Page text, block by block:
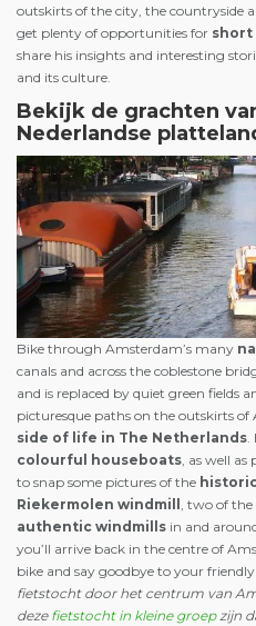
outskirts of the city, the countryside
get plenty of opportunities for short
share his insights and interesting
and its culture.
Bekijk de grachten
Nederlandse
Bike through Amsterdam’s many
canals and across the coblestone
and is replaced by quiet green fields
picturesque paths on the outskirts of
side of life in The Netherlands.
colourful houseboats, as well as
to snap some pictures of the
Riekermolen windmill , two of
authentic windmills in and
you’ll arrive back in the centre of
bike and say goodbye to your
fietstocht door het centrum van
deze fietstocht in kleine groepzijn